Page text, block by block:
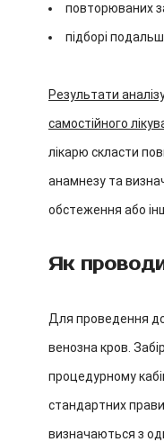
повторюваних
підборі
Результати
самостійного
лікарю скласти
анамнезу та
обстеження або
Як
Для проведення
венозна кров.
процедурному
стандартних
визначаються з